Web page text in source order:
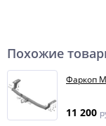
Похожие
Фаркоп
11 200